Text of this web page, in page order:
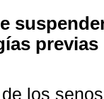
los